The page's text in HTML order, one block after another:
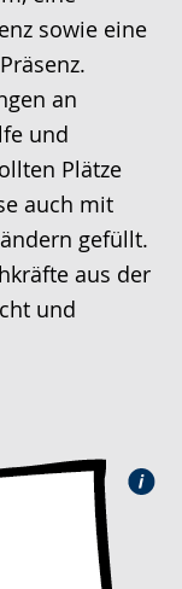
sowie eine
an
und
Plätze
auch mit
gefüllt.
aus der
und